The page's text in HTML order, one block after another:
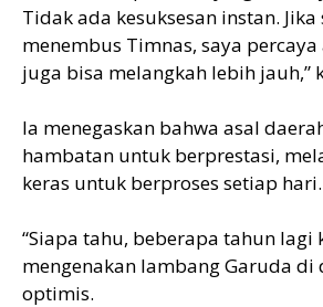
Tidak ada kesuksesan instan. Jika
menembus Timnas, saya
juga bisa melangkah lebih jauh,”
Ia menegaskan bahwa asal
hambatan untuk berprestasi,
keras untuk berproses setiap hari.
“Siapa tahu, beberapa tahun lagi
mengenakan lambang Garuda di
optimis.